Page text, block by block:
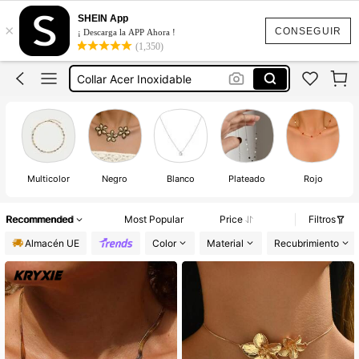
CONSEGUIR
×
SHEIN App
¡ Descarga la APP Ahora !
(1,350)
Collares
Collares Mujer
Collar Dorado
Collar Acer Inoxidable
Collares
Multicolor Negro Blanco Plateado Rojo
Recommended Most Popular Price
Filtros
Almacén UE
Color Material Recubrimiento